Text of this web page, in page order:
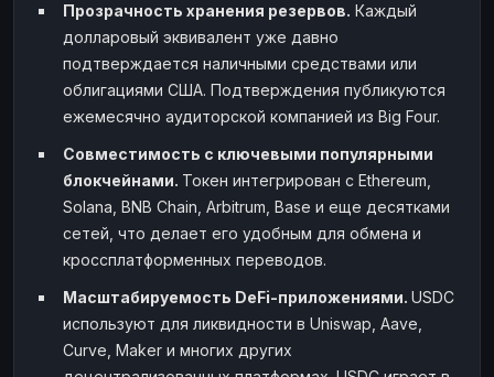
Прозрачность хранения резервов. Каждый
долларовый эквивалент уже давно
подтверждается наличными средствами или
облигациями США. Подтверждения публикуются
ежемесячно аудиторской компанией из Big Four.
Совместимость с ключевыми популярными
блокчейнами. Токен интегрирован с Ethereum,
Solana, BNB Chain, Arbitrum, Base и еще десятками
сетей, что делает его удобным для обмена и
кроссплатформенных переводов.
Масштабируемость DeFi-приложениями. USDC
используют для ликвидности в Uniswap, Aave,
Curve, Maker и многих других